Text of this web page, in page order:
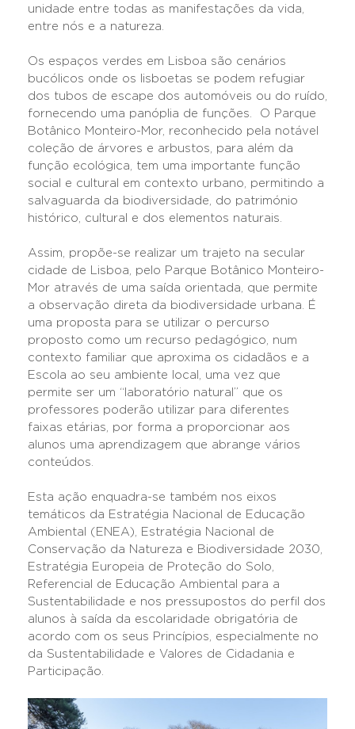
unidade entre todas as manifestações da vida,
entre nós e a natureza.
Os espaços verdes em Lisboa são cenários
bucólicos onde os lisboetas se podem refugiar
dos tubos de escape dos automóveis ou do ruído,
fornecendo uma panóplia de funções. O Parque
Botânico Monteiro-Mor, reconhecido pela notável
coleção de árvores e arbustos, para além da
função ecológica, tem uma importante função
social e cultural em contexto urbano, permitindo a
salvaguarda da biodiversidade, do património
histórico, cultural e dos elementos naturais.
Assim, propõe-se realizar um trajeto na secular
cidade de Lisboa, pelo Parque Botânico Monteiro-
Mor através de uma saída orientada, que permite
a observação direta da biodiversidade urbana. É
uma proposta para se utilizar o percurso
proposto como um recurso pedagógico, num
contexto familiar que aproxima os cidadãos e a
Escola ao seu ambiente local, uma vez que
permite ser um “laboratório natural” que os
professores poderão utilizar para diferentes
faixas etárias, por forma a proporcionar aos
alunos uma aprendizagem que abrange vários
conteúdos.
Esta ação enquadra-se também nos eixos
temáticos da Estratégia Nacional de Educação
Ambiental (ENEA), Estratégia Nacional de
Conservação da Natureza e Biodiversidade 2030,
Estratégia Europeia de Proteção do Solo,
Referencial de Educação Ambiental para a
Sustentabilidade e nos pressupostos do perfil dos
alunos à saída da escolaridade obrigatória de
acordo com os seus Princípios, especialmente no
da Sustentabilidade e Valores de Cidadania e
Participação.